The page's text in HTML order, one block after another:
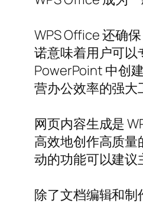
WPS Office 还确
诺意味着用户可以
PowerPoint 中创
营办公效率的强大
网页内容生成是
高效地创作高质
动的功能可以建议
除了文档编辑和制